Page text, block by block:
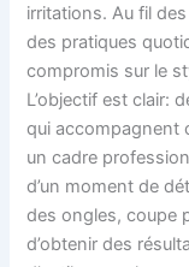
irritations. Au fil
des pratiques
compromis sur le
L’objectif est clair:
qui accompagnent
un cadre
d’un moment de
des ongles, coupe
d’obtenir des